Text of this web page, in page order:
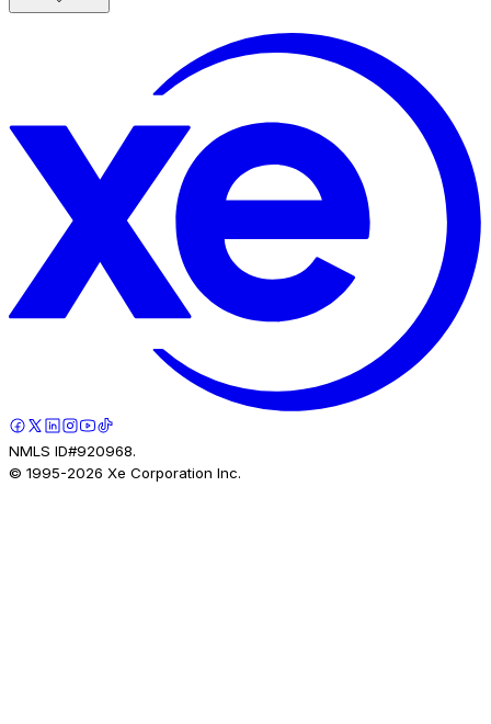
NMLS ID#920968.
© 1995-2026 Xe Corporation Inc.